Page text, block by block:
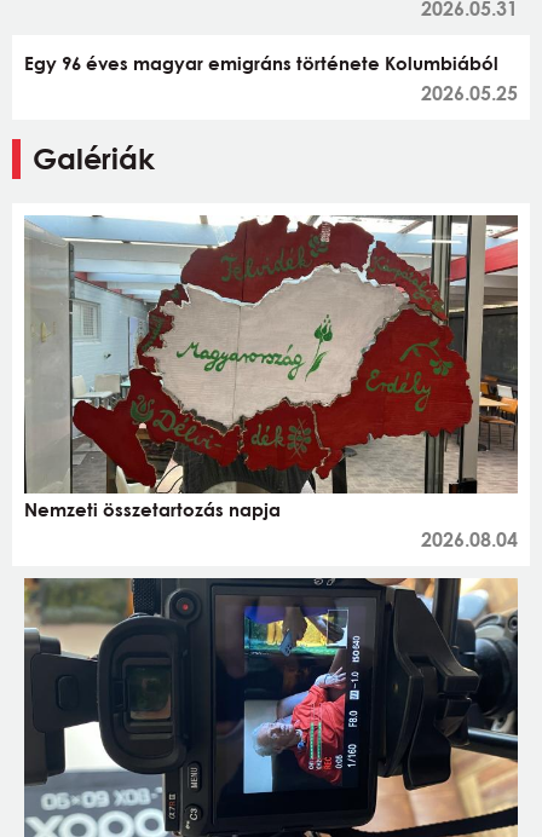
2026.05.31
Egy 96 éves magyar emigráns története Kolumbiából
2026.05.25
Galériák
Nemzeti összetartozás napja
2026.08.04